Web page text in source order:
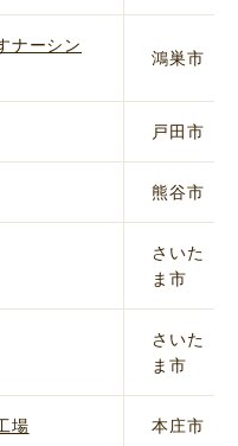
ナーシン
鴻巣市
戸田市
熊谷市
さいた
ま市
さいた
ま市
場 本庄市